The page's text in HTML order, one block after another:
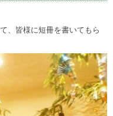
、皆様に短冊を書いてもら